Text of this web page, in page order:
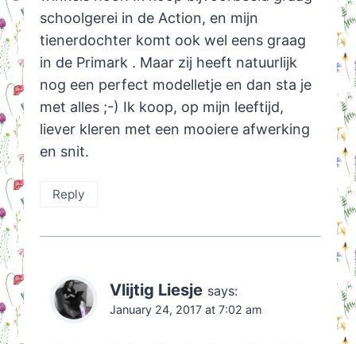
schoolgerei in de Action, en mijn
tienerdochter komt ook wel eens graag
in de Primark . Maar zij heeft natuurlijk
nog een perfect modelletje en dan sta je
met alles ;-) Ik koop, op mijn leeftijd,
liever kleren met een mooiere afwerking
en snit.
Reply
Vlijtig Liesje says:
January 24, 2017 at 7:02 am